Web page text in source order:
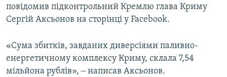
Усі сайти RFE/RL
повідомив підконтрольний Кремлю глава Криму
Сергій Аксьонов на сторінці у Facebook.
«Сума збитків, завданих диверсіями паливно-
енергетичному комплексу Криму, склала 7,54
мільйона рублів», ‒ написав Аксьонов.